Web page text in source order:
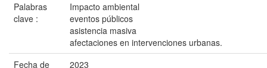
Palabras
clave :
Impacto ambiental
eventos públicos
asistencia masiva
afectaciones en intervenciones urbanas.
Fecha de
2023